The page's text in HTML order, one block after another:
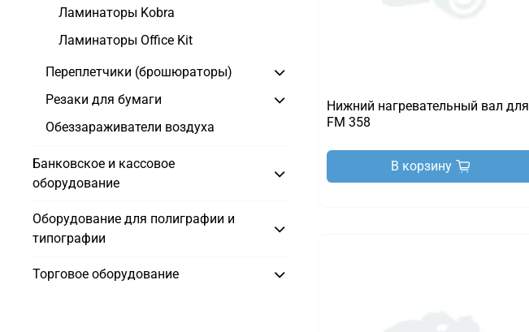
Нижний нагревательный вал для
FM 358
В корзину
Ламинаторы Kobra
Ламинаторы Office Kit
Переплетчики (брошюраторы)
Резаки для бумаги
Обеззараживатели воздуха
Банковское и кассовое
оборудование
Оборудование для полиграфии и
типографии
Торговое оборудование